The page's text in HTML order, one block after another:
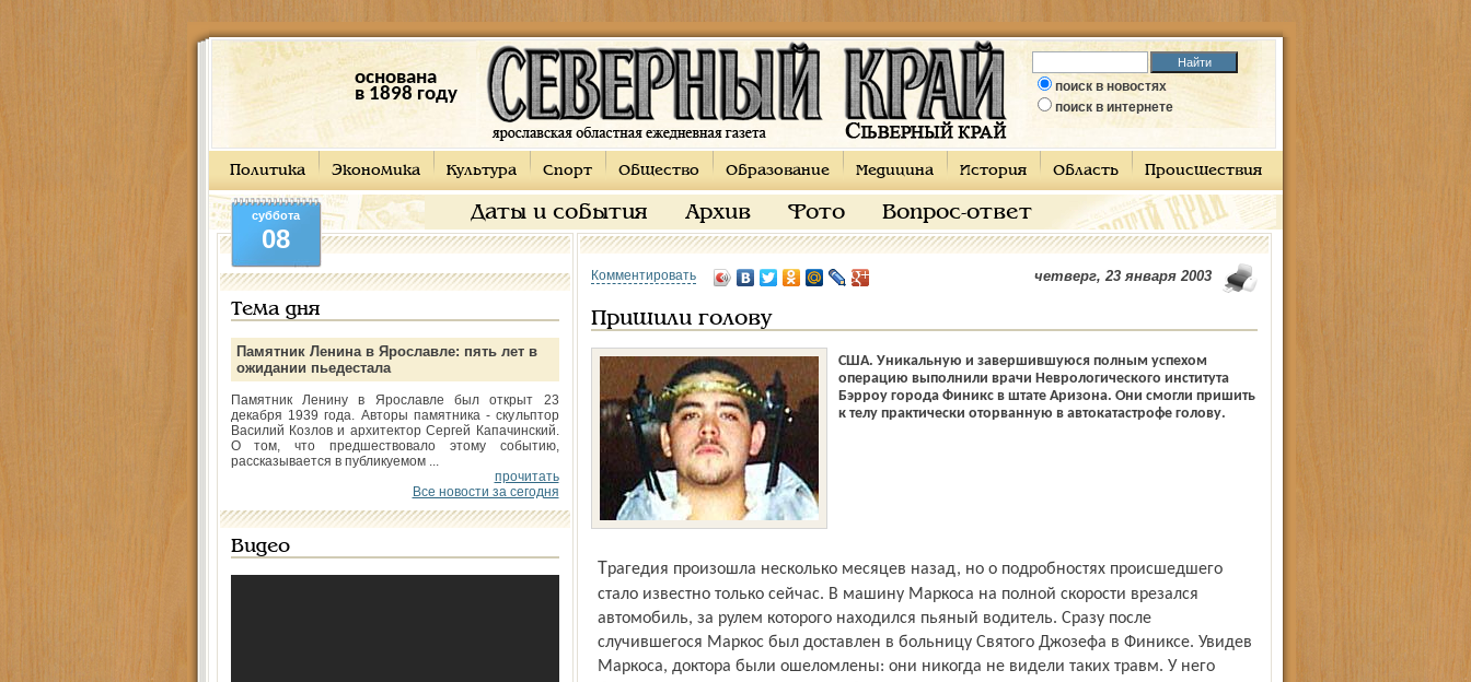
основана
в 1898 году
поиск в новостях
поиск в интернете
Политика Экономика Культура Спорт Общество Образование Медицина История Область Происшествия
Даты и события Архив Фото Вопрос-ответ
суббота
08
Тема дня
Памятник Ленина в Ярославле: пять лет в
ожидании пьедестала
Памятник Ленину в Ярославле был открыт 23
декабря 1939 года. Авторы памятника - скульптор
Василий Козлов и архитектор Сергей Капачинский.
О том, что предшествовало этому событию,
рассказывается в публикуемом ...
прочитать
Все новости за сегодня
Видео
Комментировать четверг, 23 января 2003
Пришили голову
США. Уникальную и завершившуюся полным успехом
операцию выполнили врачи Неврологического института
Бэрроу города Финикс в штате Аризона. Они смогли пришить
к телу практически оторванную в автокатастрофе голову.
Трагедия произошла несколько месяцев назад, но о подробностях происшедшего
стало известно только сейчас. В машину Маркоса на полной скорости врезался
автомобиль, за рулем которого находился пьяный водитель. Сразу после
случившегося Маркос был доставлен в больницу Святого Джозефа в Финиксе. Увидев
Маркоса, доктора были ошеломлены: они никогда не видели таких травм. У него